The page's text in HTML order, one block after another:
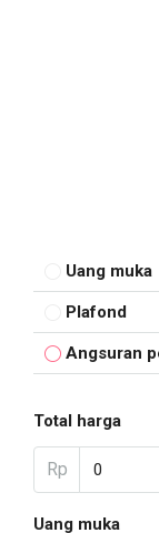
Uang muka
Plafond
Angsuran
Total harga
Rp
Uang muka